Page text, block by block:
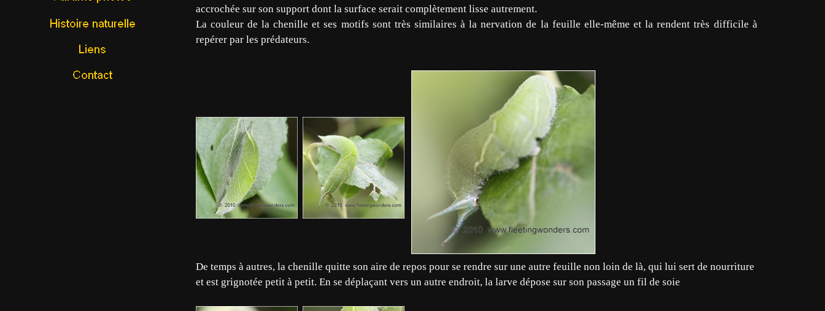
accrochée sur son support dont la surface serait complètement lisse autrement.
La couleur de la chenille et ses motifs sont très similaires à la nervation de la feuille elle-même et la rendent très difficile à
repérer par les prédateurs.
De temps à autres, la chenille quitte son aire de repos pour se rendre sur une autre feuille non loin de là, qui lui sert de nourriture
et est grignotée petit à petit. En se déplaçant vers un autre endroit, la larve dépose sur son passage un fil de soie